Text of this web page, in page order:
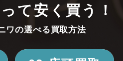
て安く買う！
ワの選べる買取方法